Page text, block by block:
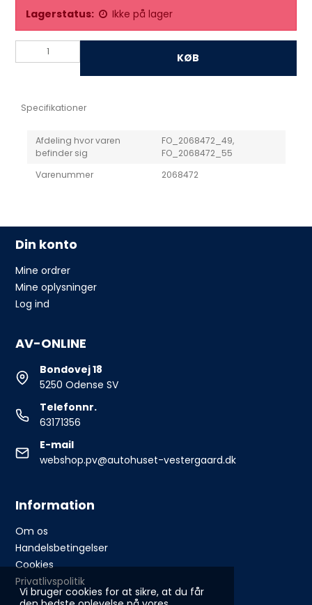
Vi bruger cookies for at sikre, at du får
Lagerstatus: Ikke på lager
KØB
Specifikationer
Afdeling hvor varen
befinder sig
FO_2068472_49,
FO_2068472_55
Varenummer
2068472
Din konto
Mine ordrer
Mine oplysninger
Log ind
AV-ONLINE
Bondovej 18
5250 Odense SV
Telefonnr.
63171356
E-mail
webshop.pv@autohuset-vestergaard.dk
Information
Om os
Handelsbetingelser
Cookies
Privatlivspolitik